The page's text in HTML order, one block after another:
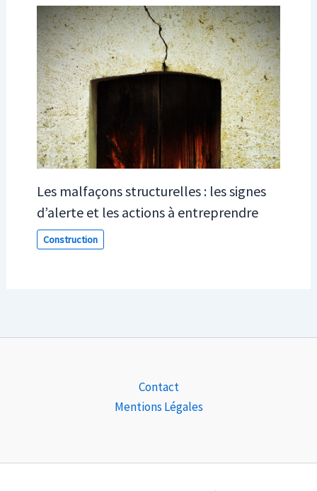
Les malfaçons structurelles : les signes
d’alerte et les actions à entreprendre
Construction
Contact
Mentions Légales